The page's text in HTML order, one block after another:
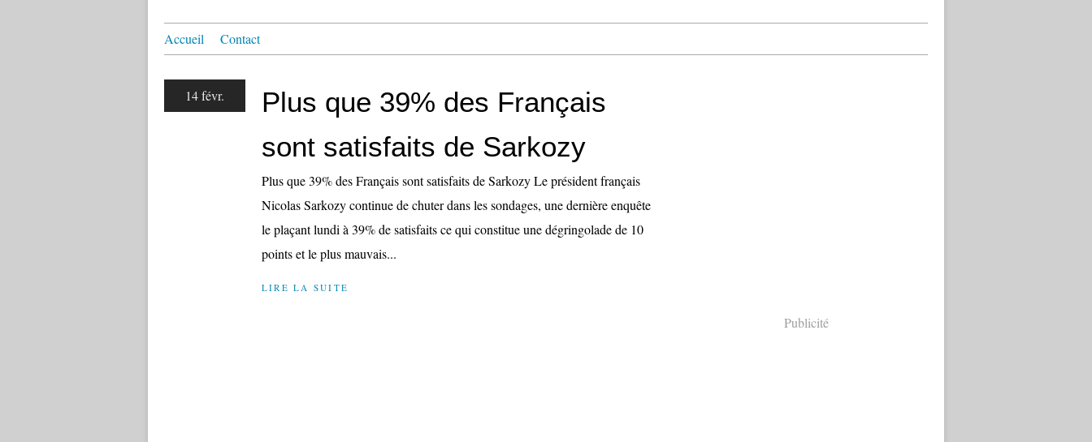
Accueil Contact
14 févr.
Plus que 39% des Français
sont satisfaits de Sarkozy
Plus que 39% des Français sont satisfaits de Sarkozy Le président français
Nicolas Sarkozy continue de chuter dans les sondages, une dernière enquête
le plaçant lundi à 39% de satisfaits ce qui constitue une dégringolade de 10
points et le plus mauvais...
LIRE LA SUITE
Publicité